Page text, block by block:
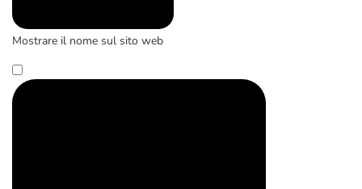
Mostrare il nome sul sito web